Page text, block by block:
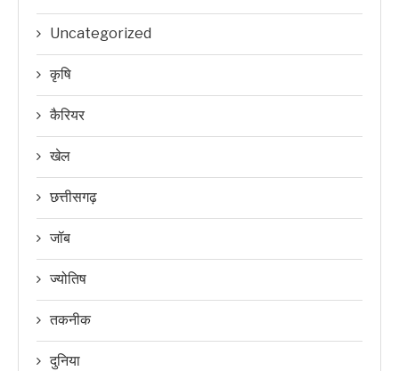
Uncategorized
कृषि
कैरियर
खेल
छत्तीसगढ़
जॉब
ज्योतिष
तकनीक
दुनिया